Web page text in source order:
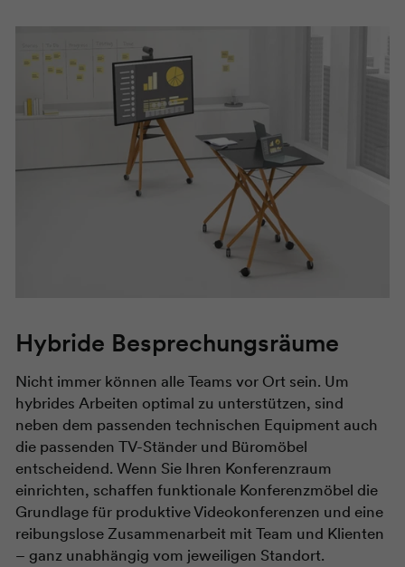
Hybride Besprechungsräume
Nicht immer können alle Teams vor Ort sein. Um
hybrides Arbeiten optimal zu unterstützen, sind
neben dem passenden technischen Equipment auch
die passenden TV-Ständer und Büromöbel
entscheidend. Wenn Sie Ihren Konferenzraum
einrichten, schaffen funktionale Konferenzmöbel die
Grundlage für produktive Videokonferenzen und eine
reibungslose Zusammenarbeit mit Team und Klienten
– ganz unabhängig vom jeweiligen Standort.